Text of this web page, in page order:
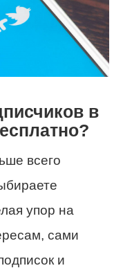
в
всего
упор на
сами
и